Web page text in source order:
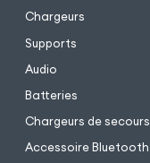
Chargeurs
Supports
Audio
Batteries
Chargeurs de secours
Accessoire Bluetooth